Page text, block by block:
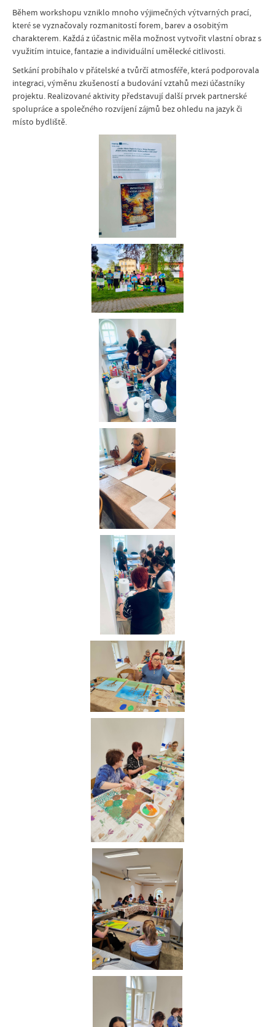
Během workshopu vzniklo mnoho výjimečných výtvarných prací,
které se vyznačovaly rozmanitostí forem, barev a osobitým
charakterem. Každá z účastnic měla možnost vytvořit vlastní obraz s
využitím intuice, fantazie a individuální umělecké citlivosti.
Setkání probíhalo v přátelské a tvůrčí atmosféře, která podporovala
integraci, výměnu zkušeností a budování vztahů mezi účastníky
projektu. Realizované aktivity představují další prvek partnerské
spolupráce a společného rozvíjení zájmů bez ohledu na jazyk či
místo bydliště.